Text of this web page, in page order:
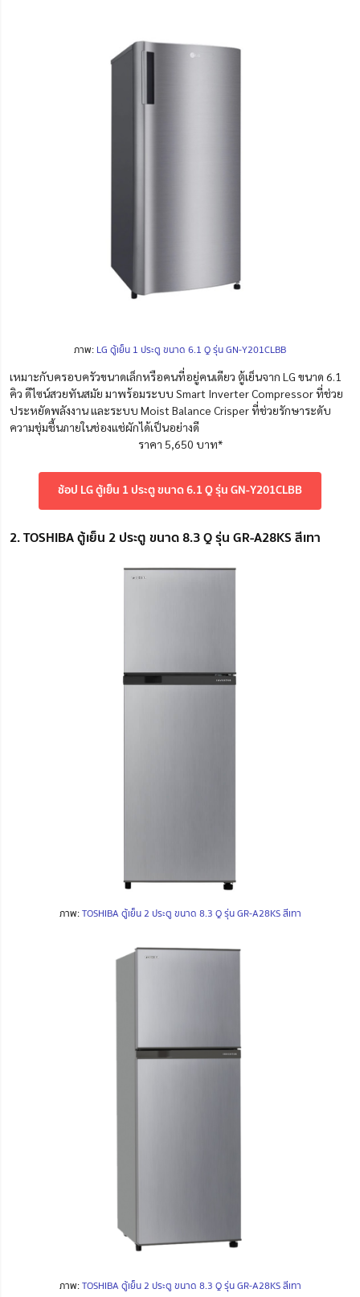
ภาพ: LG ตู้เย็น 1 ประตู ขนาด 6.1 Q รุ่น GN-Y201CLBB
เหมาะกับครอบครัวขนาดเล็กหรือคนที่อยู่คนเดียว ตู้เย็นจาก LG ขนาด 6.1
คิว ดีไซน์สวยทันสมัย มาพร้อมระบบ Smart Inverter Compressor ที่ช่วย
ประหยัดพลังงาน และระบบ Moist Balance Crisper ที่ช่วยรักษาระดับ
ความชุ่มชื้นภายในช่องแช่ผักได้เป็นอย่างดี
ราคา 5,650 บาท*
ช้อป LG ตู้เย็น 1 ประตู ขนาด 6.1 Q รุ่น GN-Y201CLBB
2. TOSHIBA ตู้เย็น 2 ประตู ขนาด 8.3 Q รุ่น GR-A28KS สีเทา
ภาพ:TOSHIBA ตู้เย็น 2 ประตู ขนาด 8.3 Q รุ่น GR-A28KS สีเทา
ภาพ:TOSHIBA ตู้เย็น 2 ประตู ขนาด 8.3 Q รุ่น GR-A28KS สีเทา